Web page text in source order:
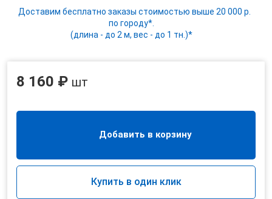
Доставим бесплатно заказы стоимостью выше 20 000 р.
по городу*.
(длина - до 2 м, вес - до 1 тн.)*
8 160 ₽ шт
Добавить в корзину
Купить в один клик